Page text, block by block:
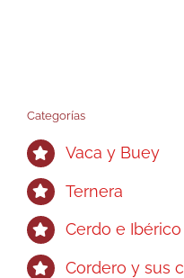
Categorías
Vaca y Buey
Ternera
Cerdo e Ibérico
Cordero y sus